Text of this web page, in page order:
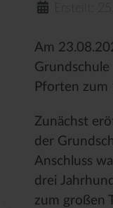
Erstellt:
Am
Pforten zum
Zunächst
der
Anschluss
drei
zum großen